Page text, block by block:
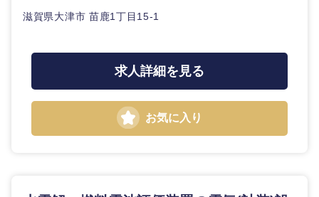
サービス
その他
埼玉県
東京都
滋賀県大津市 苗鹿1丁目15-1
求人詳細を見る
お気に入り